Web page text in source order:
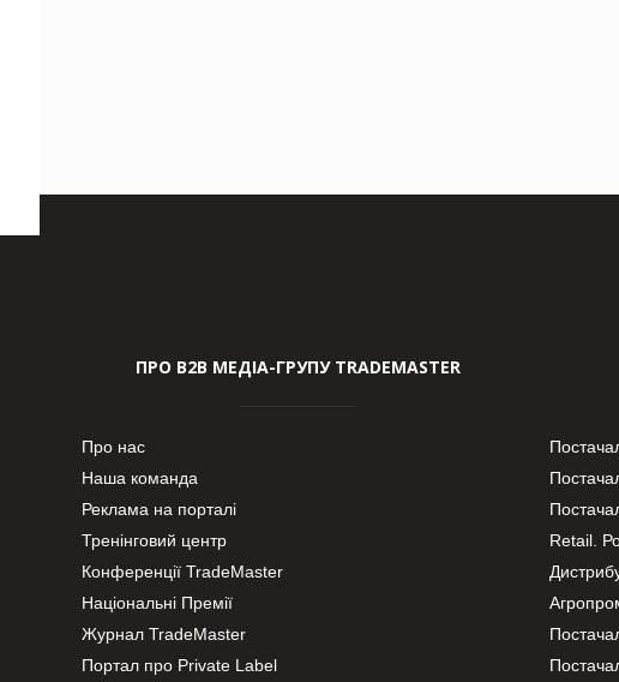
ПРО В2В МЕДІА-ГРУПУ TRADEMASTER
Про нас
Наша команда
Реклама на порталі
Тренінговий центр
Конференції TradeMaster
Національні Премії
Журнал TradeMaster
Портал про Private Label
Retail.